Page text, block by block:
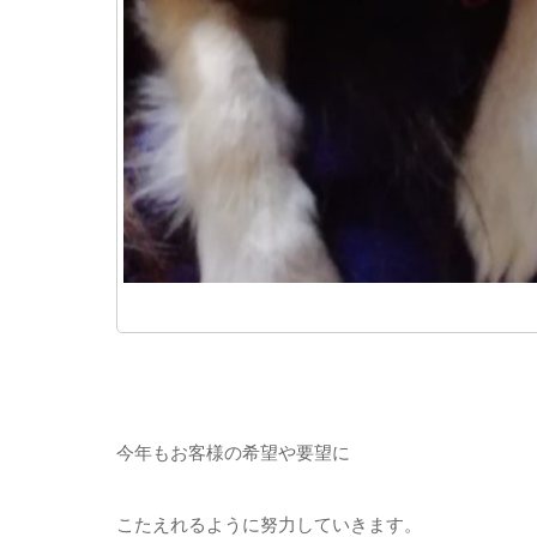
今年もお客様の希望や要望に
こたえれるように努力していきます。